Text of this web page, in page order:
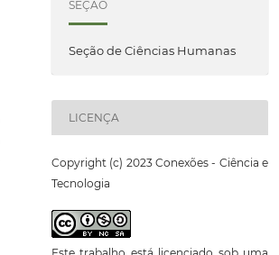
SEÇÃO
Seção de Ciências Humanas
LICENÇA
Copyright (c) 2023 Conexões - Ciência e
Tecnologia